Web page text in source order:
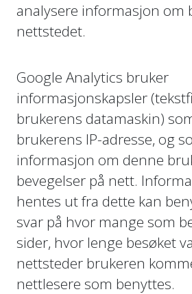
analysere informasjon om
nettstedet.
Google Analytics bruker
informasjonskapsler
brukerens datamaskin)
brukerens IP-adresse, og
informasjon om denne
bevegelser på nett.
hentes ut fra dette kan
svar på hvor mange som
sider, hvor lenge besøket
nettsteder brukeren
nettlesere som benyttes.